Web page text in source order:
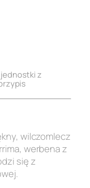
z
wilczomlecz
werbena z
się z